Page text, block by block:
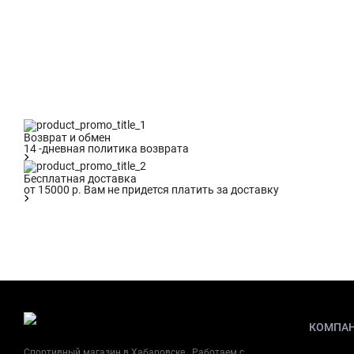
Возврат и обмен
14 -дневная политика возврата
Бесплатная доставка
от 15000 р. Вам не придется платить за доставку